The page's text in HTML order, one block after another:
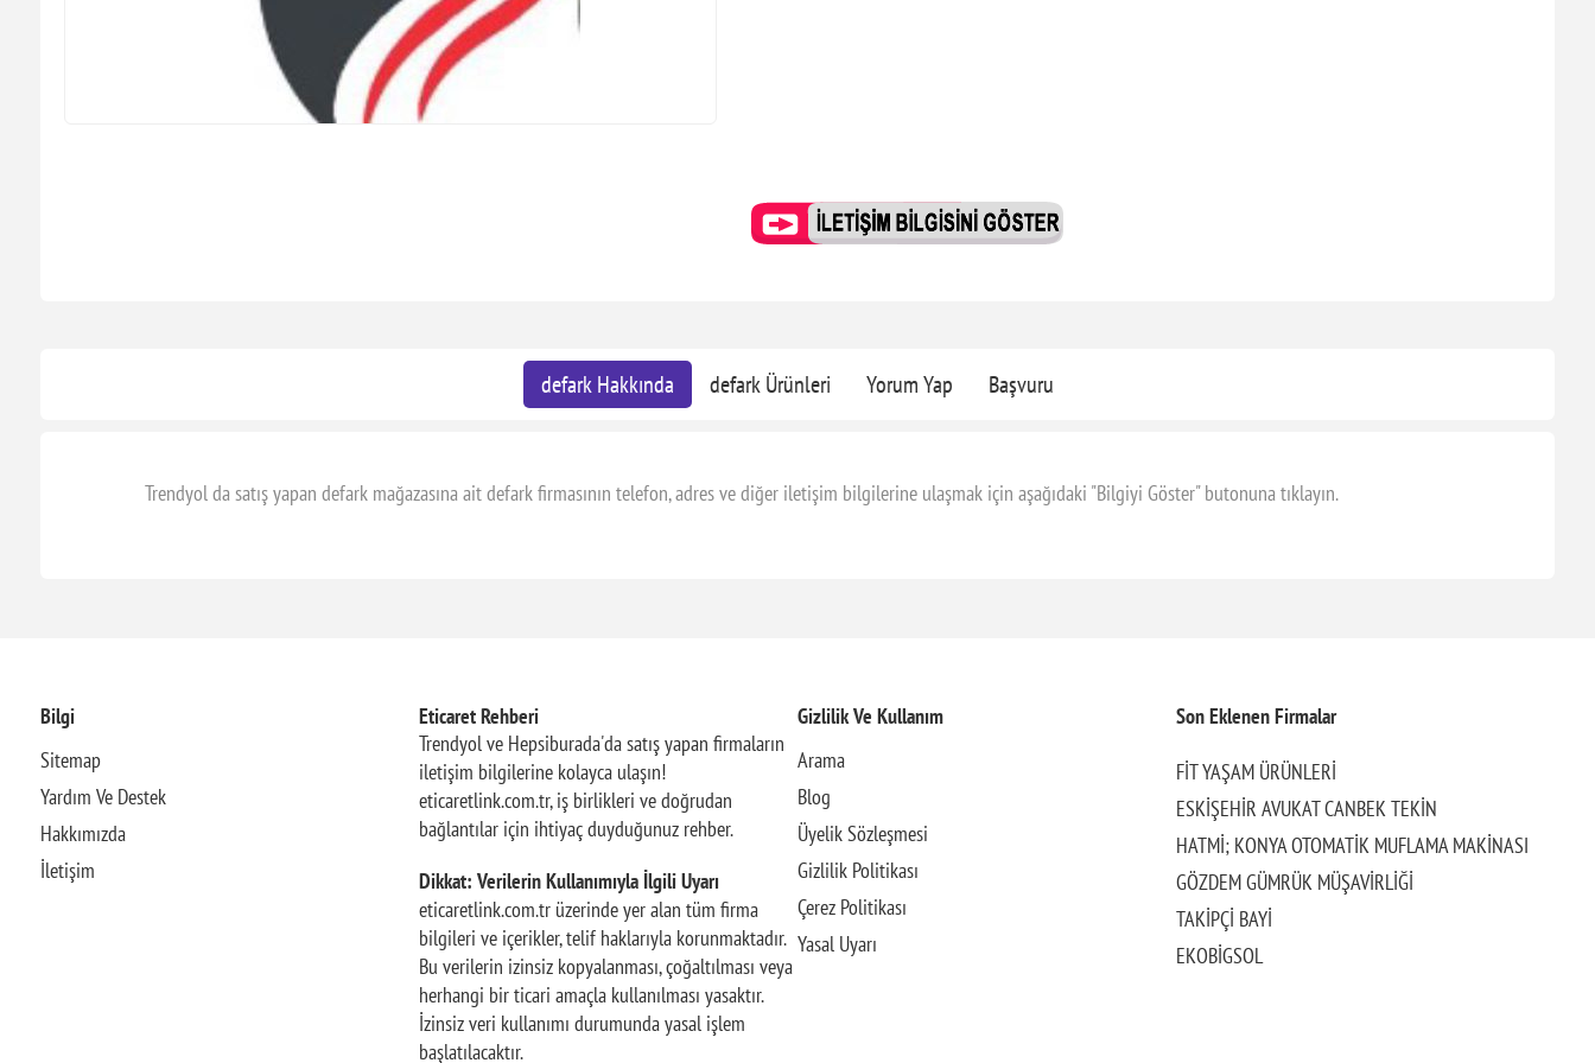
defark Hakkında defark Ürünleri Yorum Yap Başvuru
Trendyol da satış yapan defark mağazasına ait defark firmasının telefon, adres ve diğer iletişim bilgilerine ulaşmak için aşağıdaki "Bilgiyi Göster" butonuna tıklayın.
Bilgi
Sitemap
Yardım Ve Destek
Hakkımızda
İletişim
Eticaret Rehberi
Trendyol ve Hepsiburada'da satış yapan firmaların
iletişim bilgilerine kolayca ulaşın!
eticaretlink.com.tr, iş birlikleri ve doğrudan
bağlantılar için ihtiyaç duyduğunuz rehber.
Dikkat: Verilerin Kullanımıyla İlgili Uyarı
eticaretlink.com.tr üzerinde yer alan tüm firma
bilgileri ve içerikler, telif haklarıyla korunmaktadır.
Bu verilerin izinsiz kopyalanması, çoğaltılması veya
herhangi bir ticari amaçla kullanılması yasaktır.
İzinsiz veri kullanımı durumunda yasal işlem
başlatılacaktır.
Gizlilik Ve Kullanım
Arama
Blog
Üyelik Sözleşmesi
Gizlilik Politikası
Çerez Politikası
Yasal Uyarı
Son Eklenen Firmalar
FİT YAŞAM ÜRÜNLERİ
ESKİŞEHİR AVUKAT CANBEK TEKİN
HATMİ; KONYA OTOMATİK MUFLAMA MAKİNASI
GÖZDEM GÜMRÜK MÜŞAVİRLİĞİ
TAKİPÇİ BAYİ
EKOBİGSOL